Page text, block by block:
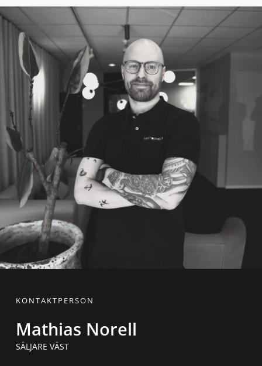
KONTAKTPERSON
Mathias Norell
SÄLJARE VÄST